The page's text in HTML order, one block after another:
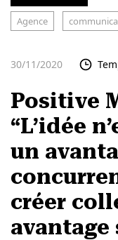
Agence
30/11/2020
Positive
“L’idée
un
créer
avantage